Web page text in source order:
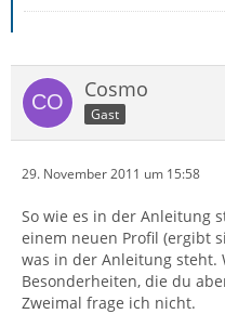
Cosmo
Gast
29. November 2011 um 15:58
So wie es in der Anleitung
einem neuen Profil (ergibt
was in der Anleitung steht.
Besonderheiten, die du
Zweimal frage ich nicht.